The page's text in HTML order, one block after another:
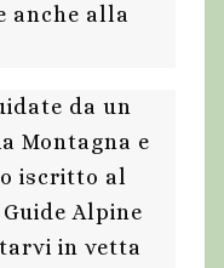
anche alla
da un
Montagna e
iscritto al
Alpine
in vetta